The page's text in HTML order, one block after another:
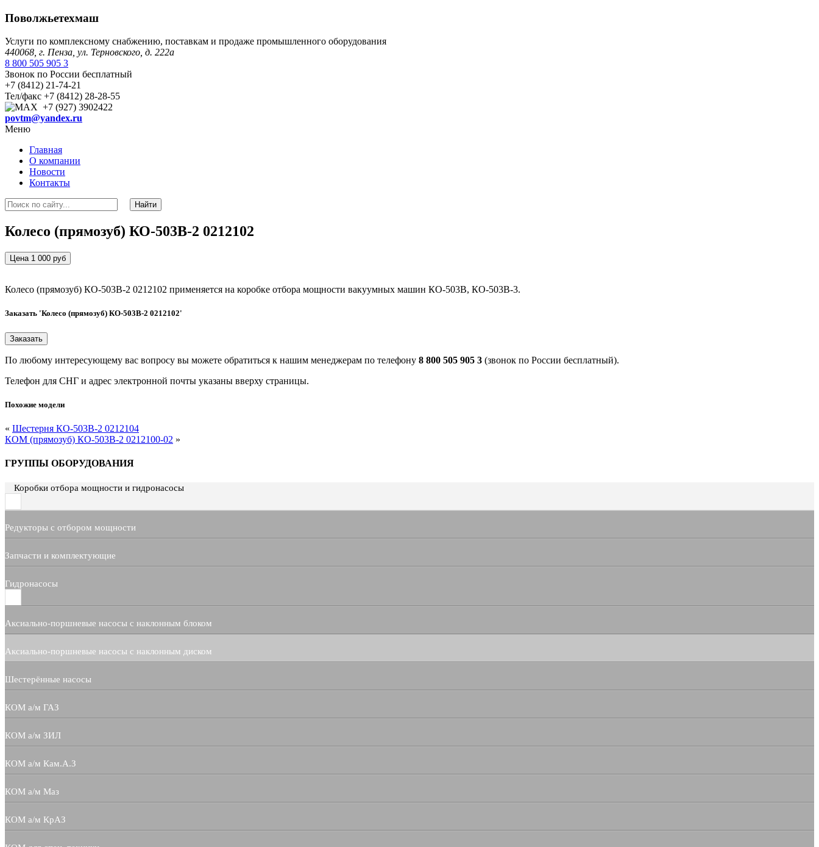
Поволжьетехмаш
Услуги по комплексному снабжению, поставкам и продаже промышленного оборудования
440068, г. Пенза, ул. Терновского, д. 222а
8 800 505 905 3
Звонок по России бесплатный
+7 (8412) 21-74-21
Тел/факс +7 (8412) 28-28-55
+7 (927) 3902422
povtm@yandex.ru
Меню
Главная
О компании
Новости
Контакты
Колесо (прямозуб) КО-503В-2 0212102
Цена 1 000 руб
Колесо (прямозуб) КО-503В-2 0212102 применяется на коробке отбора мощности вакуумных машин КО-503В, КО-503В-3.
Заказать 'Колесо (прямозуб) КО-503В-2 0212102'
По любому интересующему вас вопросу вы можете обратиться к нашим менеджерам по телефону 8 800 505 905 3 (звонок по России бесплатный).
Телефон для СНГ и адрес электронной почты указаны вверху страницы.
Похожие модели
« Шестерня КО-503В-2 0212104
КОМ (прямозуб) КО-503В-2 0212100-02 »
ГРУППЫ ОБОРУДОВАНИЯ
Коробки отбора мощности и гидронасосы
Редукторы с отбором мощности
Запчасти и комплектующие
Гидронасосы
Аксиально-поршневые насосы с наклонным блоком
Аксиально-поршневые насосы с наклонным диском
Шестерённые насосы
КОМ а/м ГАЗ
КОМ а/м ЗИЛ
КОМ а/м Кам.А.З
КОМ а/м Маз
КОМ а/м КрАЗ